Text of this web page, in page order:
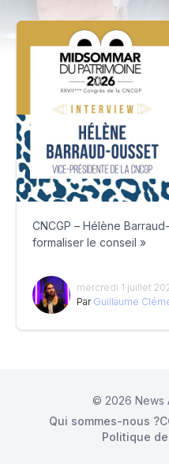
CNCGP – Hélène
formaliser le conseil »
mercredi 1 juillet
Par Guillaume
© 2026 News
Qui sommes-nous ?
Politique